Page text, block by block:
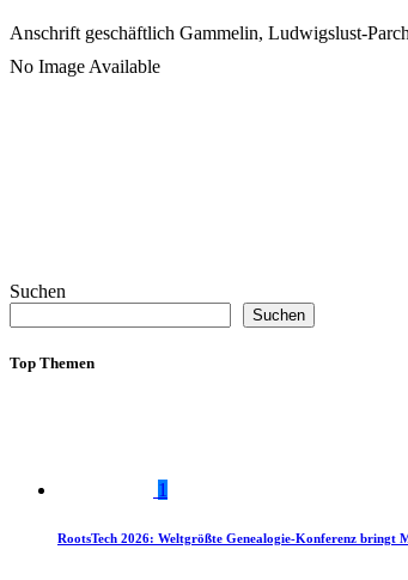
Anschrift geschäftlich Gammelin, Ludwigslust-
No Image Available
Suchen
Suchen
Top Themen
1
RootsTech 2026: Weltgrößte Genealogie-Konferenz bringt